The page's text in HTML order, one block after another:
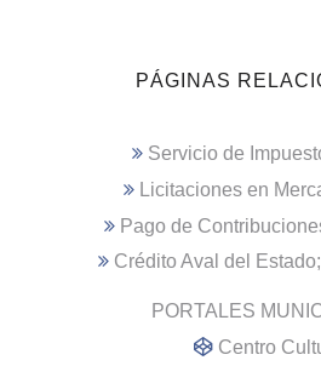
PÁGINAS
Servicio de
Licitaciones en
Pago de
Crédito Aval del
PORTALES
Centro